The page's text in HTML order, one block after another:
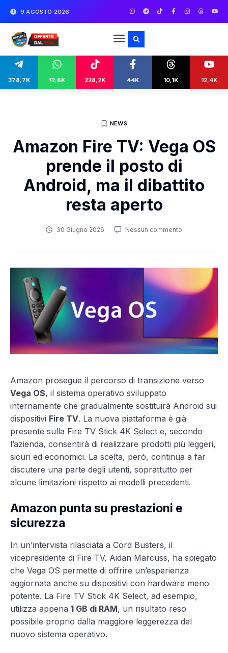
9 AGOSTO 2026
378,7K 12,6K 228,2K 44K 10,1K 12,4K
NEWS
Amazon Fire TV: Vega OS
prende il posto di
Android, ma il dibattito
resta aperto
30 Giugno 2026 Nessun commento
Amazon prosegue il percorso di transizione verso
Vega OS, il sistema operativo sviluppato
internamente che gradualmente sostituirà Android sui
dispositivi Fire TV. La nuova piattaforma è già
presente sulla Fire TV Stick 4K Select e, secondo
l’azienda, consentirà di realizzare prodotti più leggeri,
sicuri ed economici. La scelta, però, continua a far
discutere una parte degli utenti, soprattutto per
alcune limitazioni rispetto ai modelli precedenti.
Amazon punta su prestazioni e
sicurezza
In un’intervista rilasciata a Cord Busters, il
vicepresidente di Fire TV, Aidan Marcuss, ha spiegato
che Vega OS permette di offrire un’esperienza
aggiornata anche su dispositivi con hardware meno
potente. La Fire TV Stick 4K Select, ad esempio,
utilizza appena 1 GB di RAM, un risultato reso
possibile proprio dalla maggiore leggerezza del
nuovo sistema operativo.